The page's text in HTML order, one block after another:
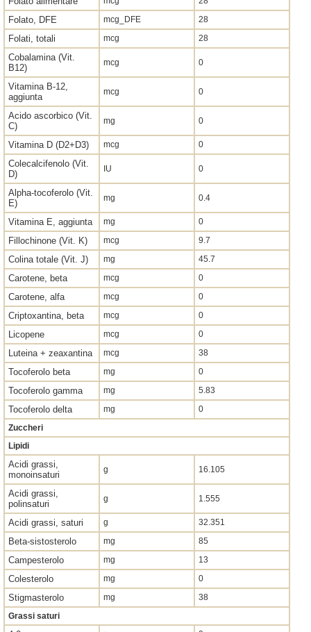
Folato, DFE mcg_DFE 28
Folati, totali mcg 28
Cobalamina (Vit.
B12)
mcg 0
Vitamina B-12,
aggiunta
mcg 0
Acido ascorbico (Vit.
C)
mg 0
Vitamina D (D2+D3) mcg 0
Colecalcifenolo (Vit.
D)
IU 0
Alpha-tocoferolo (Vit.
E)
mg 0.4
Vitamina E, aggiunta mg 0
Fillochinone (Vit. K) mcg 9.7
Colina totale (Vit. J) mg 45.7
Carotene, beta mcg 0
Carotene, alfa mcg 0
Criptoxantina, beta mcg 0
Licopene mcg 0
Luteina + zeaxantina mcg 38
Tocoferolo beta mg 0
Tocoferolo gamma mg 5.83
Tocoferolo delta mg
0
Zuccheri
Lipidi
Acidi grassi,
monoinsaturi
g 16.105
Acidi grassi,
polinsaturi
g 1.555
Acidi grassi, saturi g 32.351
Beta-sistosterolo mg 85
Campesterolo mg 13
Colesterolo mg 0
Stigmasterolo mg
38
Grassi saturi